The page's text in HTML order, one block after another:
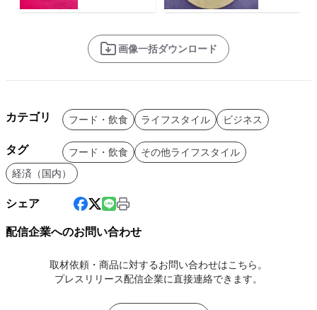
画像一括ダウンロード
カテゴリ フード・飲食 ライフスタイル ビジネス
タグ フード・飲食
その他ライフスタイル
経済（国内）
シェア
配信企業へのお問い合わせ
取材依頼・商品に対するお問い合わせはこちら。
プレスリリース配信企業に直接連絡できます。